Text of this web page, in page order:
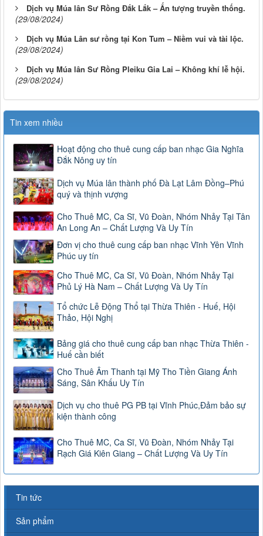
Dịch vụ Múa lân Sư Rồng Đắk Lắk – Ấn tượng truyền thống.
(29/08/2024)
Dịch vụ Múa Lân sư rồng tại Kon Tum – Niềm vui và tài lộc.
(29/08/2024)
Dịch vụ Múa lân Sư Rồng Pleiku Gia Lai – Không khí lễ hội.
(29/08/2024)
Tin xem nhiều
Hoạt động cho thuê cung cấp ban nhạc Gia Nghĩa
Đắk Nông uy tín
Dịch vụ Múa lân thành phố Đà Lạt Lâm Đồng–Phú
quý và thịnh vượng
Cho Thuê MC, Ca Sĩ, Vũ Đoàn, Nhóm Nhảy Tại Tân
An Long An – Chất Lượng Và Uy Tín
Đơn vị cho thuê cung cấp ban nhạc Vĩnh Yên Vĩnh
Phúc uy tín
Cho Thuê MC, Ca Sĩ, Vũ Đoàn, Nhóm Nhảy Tại
Phủ Lý Hà Nam – Chất Lượng Và Uy Tín
Tổ chức Lễ Động Thổ tại Thừa Thiên - Huế, Hội
Thảo, Hội Nghị
Bảng giá cho thuê cung cấp ban nhạc Thừa Thiên -
Huế cần biết
Cho Thuê Âm Thanh tại Mỹ Tho Tiền Giang Ánh
Sáng, Sân Khấu Uy Tín
Dịch vụ cho thuê PG PB tại Vĩnh Phúc,Đảm bảo sự
kiện thành công
Cho Thuê MC, Ca Sĩ, Vũ Đoàn, Nhóm Nhảy Tại
Rạch Giá Kiên Giang – Chất Lượng Và Uy Tín
Tin tức
Sản phẩm